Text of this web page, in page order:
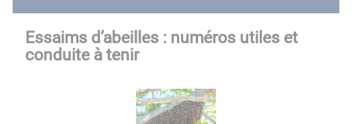
Essaims d’abeilles : numéros utiles et
conduite à tenir